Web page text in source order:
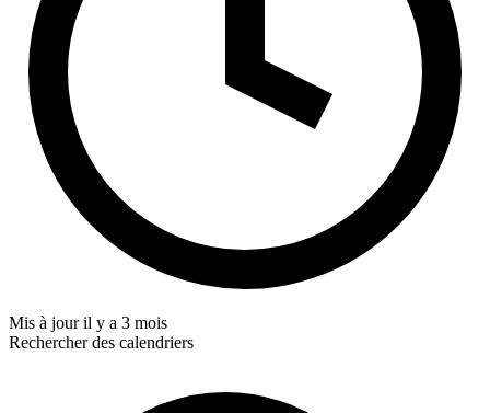
Mis à jour il y a 3 mois
Rechercher des calendriers